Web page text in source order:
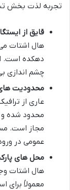
تجربه لذت بخش
قایق از
دهکده است.
چشم اندازی
محدودیت
عاری از
محدود شده و
مجاز است.
عمومی در
محل های